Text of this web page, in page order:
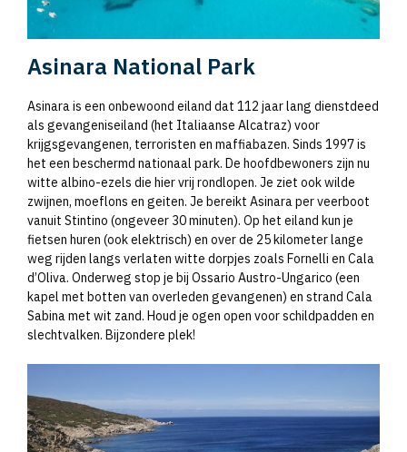
Asinara National Park
Asinara is een onbewoond eiland dat 112 jaar lang dienstdeed
als gevangeniseiland (het Italiaanse Alcatraz) voor
krijgsgevangenen, terroristen en maffiabazen. Sinds 1997 is
het een beschermd nationaal park. De hoofdbewoners zijn nu
witte albino-ezels die hier vrij rondlopen. Je ziet ook wilde
zwijnen, moeflons en geiten. Je bereikt Asinara per veerboot
vanuit Stintino (ongeveer 30 minuten). Op het eiland kun je
fietsen huren (ook elektrisch) en over de 25 kilometer lange
weg rijden langs verlaten witte dorpjes zoals Fornelli en Cala
d’Oliva. Onderweg stop je bij Ossario Austro-Ungarico (een
kapel met botten van overleden gevangenen) en strand Cala
Sabina met wit zand. Houd je ogen open voor schildpadden en
slechtvalken. Bijzondere plek!